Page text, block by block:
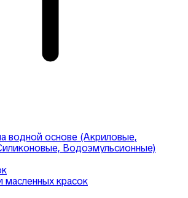
водной основе (Акриловые,
Водоэмульсионные)
масленных красок